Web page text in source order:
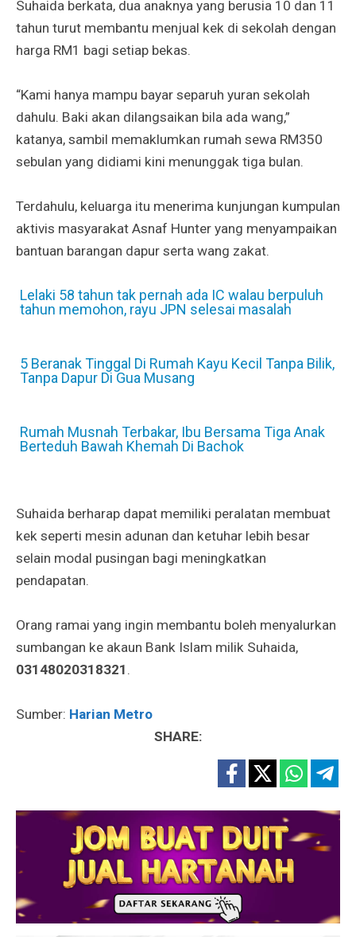
Suhaida berkata, dua anaknya yang berusia 10 dan 11
tahun turut membantu menjual kek di sekolah dengan
harga RM1 bagi setiap bekas.
“Kami hanya mampu bayar separuh yuran sekolah
dahulu. Baki akan dilangsaikan bila ada wang,”
katanya, sambil memaklumkan rumah sewa RM350
sebulan yang didiami kini menunggak tiga bulan.
Terdahulu, keluarga itu menerima kunjungan kumpulan
aktivis masyarakat Asnaf Hunter yang menyampaikan
bantuan barangan dapur serta wang zakat.
Lelaki 58 tahun tak pernah ada IC walau berpuluh
tahun memohon, rayu JPN selesai masalah
5 Beranak Tinggal Di Rumah Kayu Kecil Tanpa Bilik,
Tanpa Dapur Di Gua Musang
Rumah Musnah Terbakar, Ibu Bersama Tiga Anak
Berteduh Bawah Khemah Di Bachok
Suhaida berharap dapat memiliki peralatan membuat
kek seperti mesin adunan dan ketuhar lebih besar
selain modal pusingan bagi meningkatkan
pendapatan.
Orang ramai yang ingin membantu boleh menyalurkan
sumbangan ke akaun Bank Islam milik Suhaida,
03148020318321 .
Sumber: Harian Metro
SHARE: